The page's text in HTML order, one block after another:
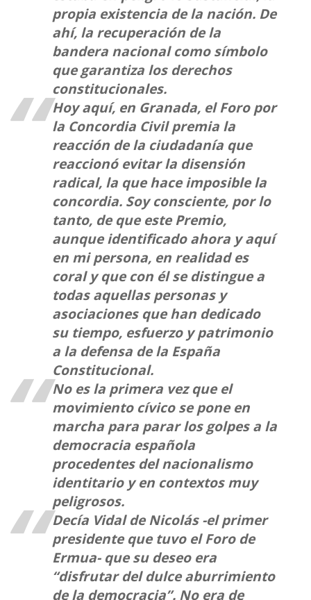
propia existencia de la nación. De
ahí, la recuperación de la
bandera nacional como símbolo
que garantiza los derechos
constitucionales.
Hoy aquí, en Granada, el Foro por
la Concordia Civil premia la
reacción de la ciudadanía que
reaccionó evitar la disensión
radical, la que hace imposible la
concordia. Soy consciente, por lo
tanto, de que este Premio,
aunque identificado ahora y aquí
en mi persona, en realidad es
coral y que con él se distingue a
todas aquellas personas y
asociaciones que han dedicado
su tiempo, esfuerzo y patrimonio
a la defensa de la España
Constitucional.
No es la primera vez que el
movimiento cívico se pone en
marcha para parar los golpes a la
democracia española
procedentes del nacionalismo
identitario y en contextos muy
peligrosos.
Decía Vidal de Nicolás -el primer
presidente que tuvo el Foro de
Ermua- que su deseo era
“disfrutar del dulce aburrimiento
de la democracia”. No era de